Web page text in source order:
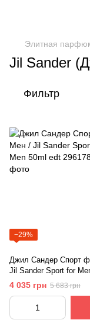
Элитная
Jil Sander
Фильтр
−29%
Джил Сандер Спорт
Jil Sander Sport for
edt
4 035 грн 5 683 грн